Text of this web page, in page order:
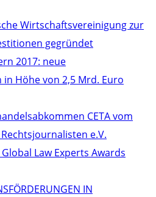
Wirtschaftsvereinigung zur
gegründet
2017: neue
Höhe von 2,5 Mrd. Euro
CETA vom
e.V.
Law Experts Awards
IN